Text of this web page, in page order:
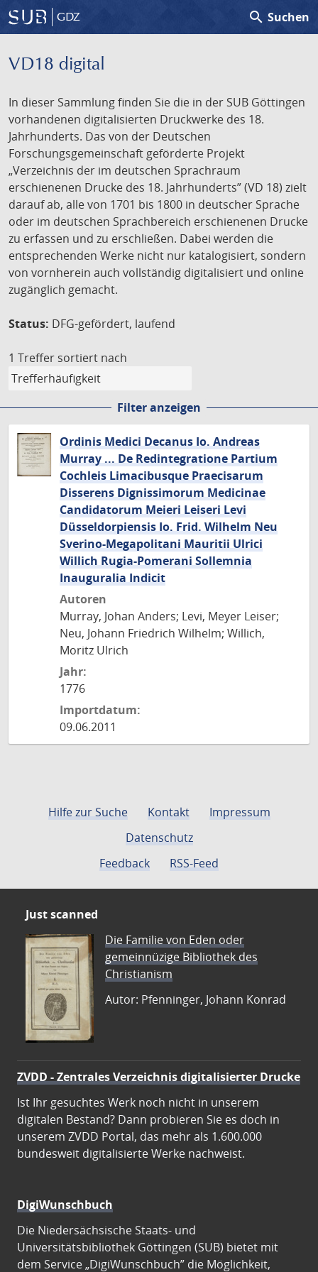
GDZ search Suchen
VD18 digital
In dieser Sammlung finden Sie die in der SUB Göttingen
vorhandenen digitalisierten Druckwerke des 18.
Jahrhunderts. Das von der Deutschen
Forschungsgemeinschaft geförderte Projekt
„Verzeichnis der im deutschen Sprachraum
erschienenen Drucke des 18. Jahrhunderts” (VD 18) zielt
darauf ab, alle von 1701 bis 1800 in deutscher Sprache
oder im deutschen Sprachbereich erschienenen Drucke
zu erfassen und zu erschließen. Dabei werden die
entsprechenden Werke nicht nur katalogisiert, sondern
von vornherein auch vollständig digitalisiert und online
zugänglich gemacht.
Status: DFG-gefördert, laufend
1 Treffer sortiert nach
Filter anzeigen
Ordinis Medici Decanus Io. Andreas
Murray ... De Redintegratione Partium
Cochleis Limacibusque Praecisarum
Disserens Dignissimorum Medicinae
Candidatorum Meieri Leiseri Levi
Düsseldorpiensis Io. Frid. Wilhelm Neu
Sverino-Megapolitani Mauritii Ulrici
Willich Rugia-Pomerani Sollemnia
Inauguralia Indicit
Autoren
Murray, Johan Anders; Levi, Meyer Leiser;
Neu, Johann Friedrich Wilhelm; Willich,
Moritz Ulrich
Jahr:
1776
Importdatum:
09.06.2011
Hilfe zur Suche Kontakt
Impressum
Datenschutz
Feedback
RSS-Feed
Just scanned
Die Familie von Eden oder
gemeinnüzige Bibliothek des
Christianism
Autor: Pfenninger, Johann Konrad
ZVDD - Zentrales Verzeichnis digitalisierter Drucke
Ist Ihr gesuchtes Werk noch nicht in unserem
digitalen Bestand? Dann probieren Sie es doch in
unserem ZVDD Portal, das mehr als 1.600.000
bundesweit digitalisierte Werke nachweist.
DigiWunschbuch
Die Niedersächsische Staats- und
Universitätsbibliothek Göttingen (SUB) bietet mit
dem Service „DigiWunschbuch” die Möglichkeit,